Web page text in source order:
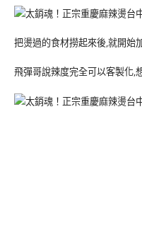
把燙過的食材撈起來後,就開始
飛彈哥說辣度完全可以客製化,